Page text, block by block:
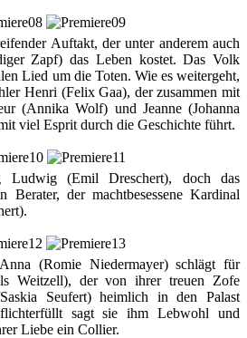
Auftakt, der unter anderem auch
Zapf) das Leben kostet. Das Volk
Lied um die Toten. Wie es weitergeht,
Henri (Felix Gaa), der zusammen mit
(Annika Wolf) und Jeanne (Johanna
viel Esprit durch die Geschichte führt.
Ludwig (Emil Dreschert), doch das
Berater, der machtbesessene Kardinal
(Romie Niedermayer) schlägt für
Weitzell), der von ihrer treuen Zofe
Seufert) heimlich in den Palast
sagt sie ihm Lebwohl und
Liebe ein Collier.